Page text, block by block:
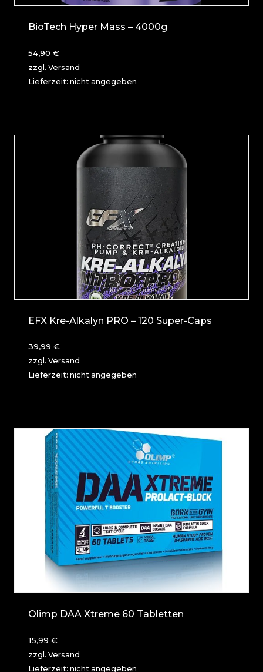
BioTech Hyper Mass – 4000g
54,90 €
zzgl. Versand
Lieferzeit: nicht angegeben
EFX Kre-Alkalyn PRO – 120 Super-Caps
39,99 €
zzgl. Versand
Lieferzeit: nicht angegeben
Olimp DAA Xtreme 60 Tabletten
15,99 €
zzgl. Versand
Lieferzeit: nicht angegeben